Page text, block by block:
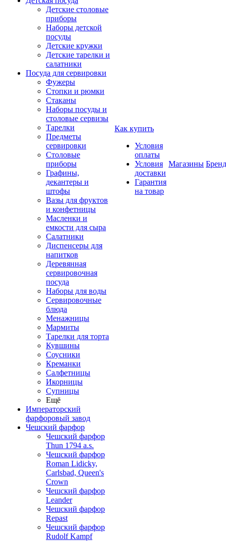
Детские столовые
приборы
Наборы детской
посуды
Детские кружки
Детские тарелки и
салатники
Посуда для сервировки
Фужеры
Стопки и рюмки
Стаканы
Наборы посуды и
столовые сервизы
Тарелки
Предметы
сервировки
Столовые
приборы
Графины,
декантеры и
штофы
Вазы для фруктов
и конфетницы
Масленки и
емкости для сыра
Салатники
Диспенсеры для
напитков
Деревянная
сервировочная
посуда
Наборы для воды
Сервировочные
блюда
Менажницы
Мармиты
Тарелки для торта
Кувшины
Соусники
Креманки
Салфетницы
Икорницы
Супницы
Ещё
Императорский
фарфоровый завод
Чешский фарфор
Чешский фарфор
Thun 1794 a.s.
Чешский фарфор
Roman Lidicky,
Carlsbad, Queen's
Crown
Чешский фарфор
Leander
Чешский фарфор
Repast
Чешский фарфор
Rudolf Kampf
Как купить
Условия
оплаты
Условия
доставки
Гарантия
на товар
Магазины